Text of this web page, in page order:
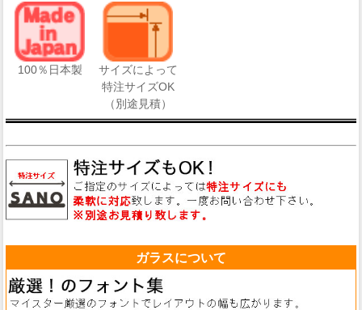
100％日本製
サイズによって
特注サイズOK
（別途見積）
ガラスについて